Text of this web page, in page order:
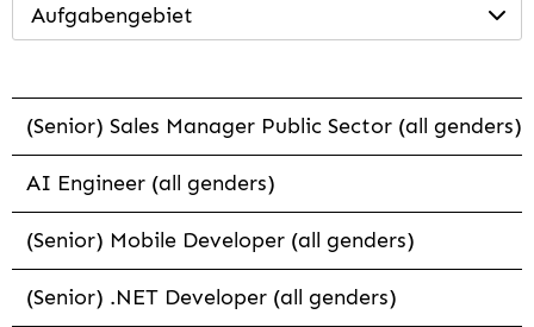
Aufgabengebiet
(Senior) Sales Manager Public Sector (all genders)
AI Engineer (all genders)
(Senior) Mobile Developer (all genders)
(Senior) .NET Developer (all genders)